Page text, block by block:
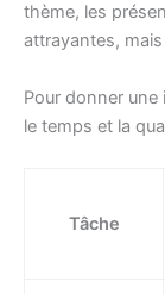
thème, les
attrayantes,
Pour donner
le temps et la
Tâche